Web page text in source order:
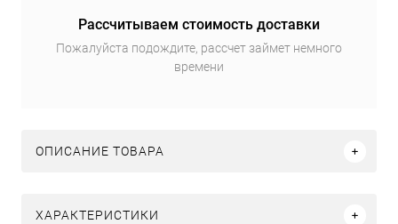
Рассчитываем стоимость доставки
Пожалуйста подождите, рассчет займет немного
времени
ОПИСАНИЕ ТОВАРА
ХАРАКТЕРИСТИКИ